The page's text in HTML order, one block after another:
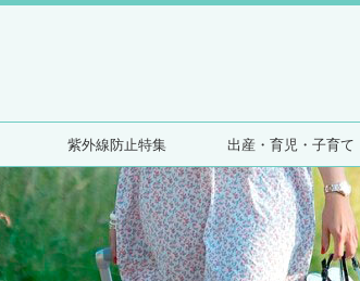
紫外線防止特集 出産・育児・子育て